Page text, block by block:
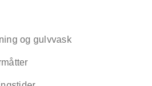
og gulvvask